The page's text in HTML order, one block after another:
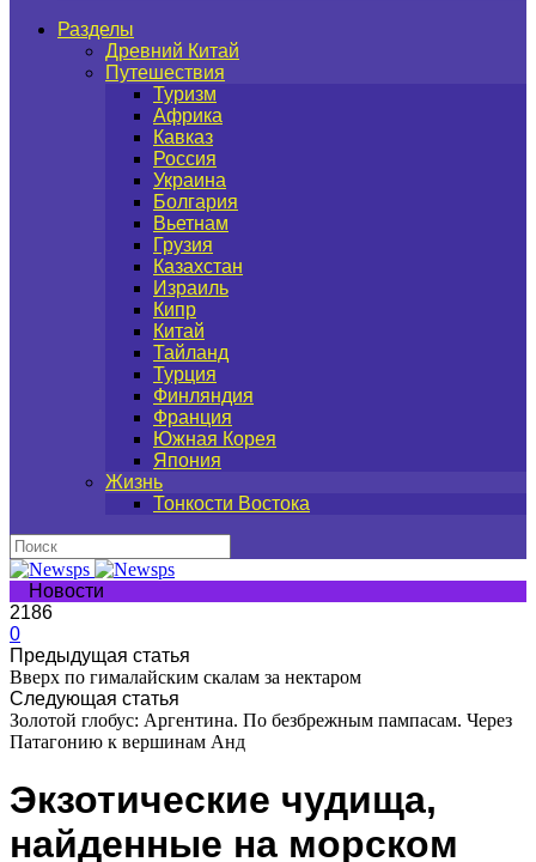
Разделы
Древний Китай
Путешествия
Туризм
Африка
Кавказ
Россия
Украина
Болгария
Вьетнам
Грузия
Казахстан
Израиль
Кипр
Китай
Тайланд
Турция
Финляндия
Франция
Южная Корея
Япония
Жизнь
Тонкости Востока
Новости
2186
0
Предыдущая статья
Вверх по гималайским скалам за нектаром
Следующая статья
Золотой глобус: Аргентина. По безбрежным пампасам. Через
Патагонию к вершинам Анд
Экзотические чудища,
найденные на морском